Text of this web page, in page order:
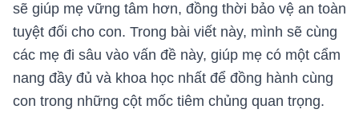
sẽ giúp mẹ vững tâm hơn, đồng thời bảo vệ an toàn
tuyệt đối cho con. Trong bài viết này, mình sẽ cùng
các mẹ đi sâu vào vấn đề này, giúp mẹ có một cẩm
nang đầy đủ và khoa học nhất để đồng hành cùng
con trong những cột mốc tiêm chủng quan trọng.